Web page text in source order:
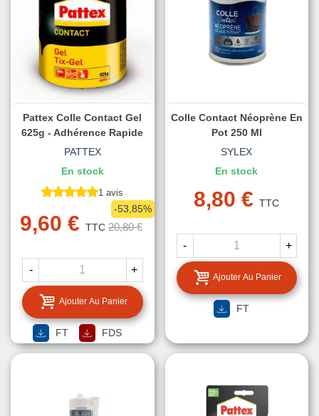
Pattex Colle Contact Gel
625g - Adhérence Rapide
PATTEX
En stock
1 avis
9,60 € TTC 20,80 €
-53,85%
- +
Ajouter Au Panier
FT FDS
Colle Contact Néoprène En
Pot 250 Ml
SYLEX
En stock
8,80 € TTC
- +
Ajouter Au Panier
FT